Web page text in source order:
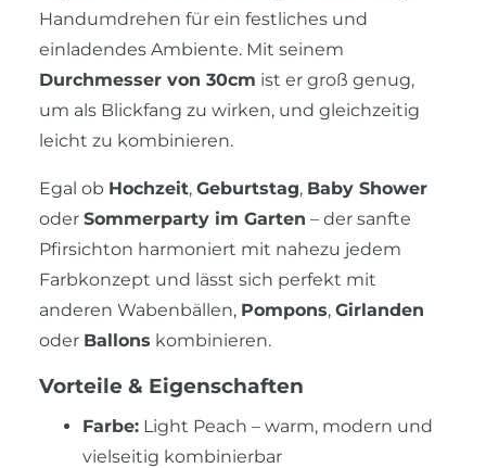
Handumdrehen für ein festliches und
einladendes Ambiente. Mit seinem
Durchmesser von 30cm ist er groß genug,
um als Blickfang zu wirken, und gleichzeitig
leicht zu kombinieren.
Egal ob Hochzeit, Geburtstag, Baby Shower
oder Sommerparty im Garten – der sanfte
Pfirsichton harmoniert mit nahezu jedem
Farbkonzept und lässt sich perfekt mit
anderen Wabenbällen, Pompons, Girlanden
oder Ballons kombinieren.
Vorteile & Eigenschaften
Farbe: Light Peach – warm, modern und
vielseitig kombinierbar